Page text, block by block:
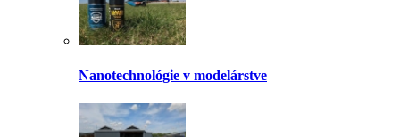
Nanotechnológie v modelárstve